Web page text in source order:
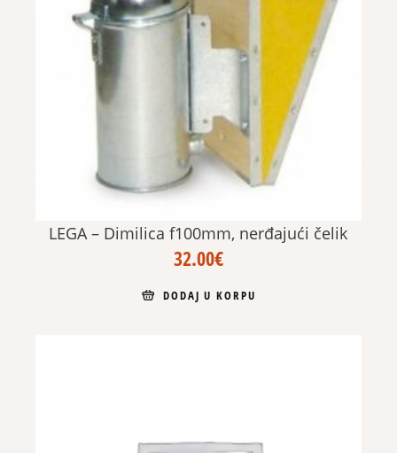
LEGA – Dimilica f100mm, nerđajući čelik
32.00€
DODAJ U KORPU